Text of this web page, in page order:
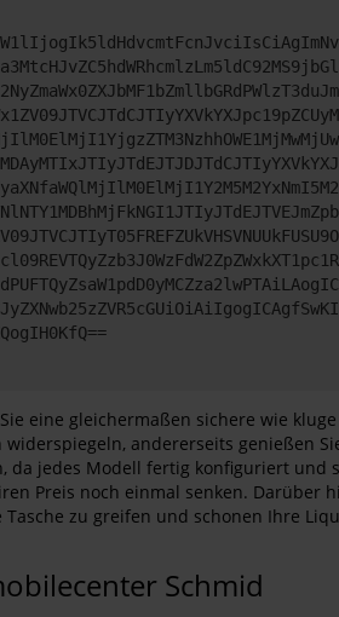
eine gleichermaßen sichere wie
andererseits genießen
jedes Modell fertig konfiguriert
Preis noch einmal senken.
zu greifen und schonen Ihre
Schmid